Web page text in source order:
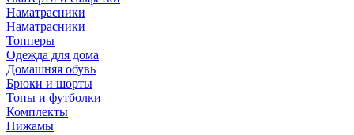
Наматрасники
Наматрасники
Топперы
Одежда для дома
Домашняя обувь
Брюки и шорты
Топы и футболки
Комплекты
Пижамы